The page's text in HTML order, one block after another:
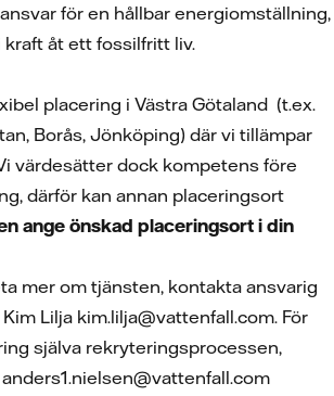
för en hållbar energiomställning,
åt ett fossilfritt liv.
placering i Västra Götaland (t.ex.
Borås, Jönköping) där vi tillämpar
värdesätter dock kompetens före
därför kan annan placeringsort
ange önskad placeringsort i din
mer om tjänsten, kontakta ansvarig
Lilja kim.lilja@vattenfall.com. För
själva rekryteringsprocessen,